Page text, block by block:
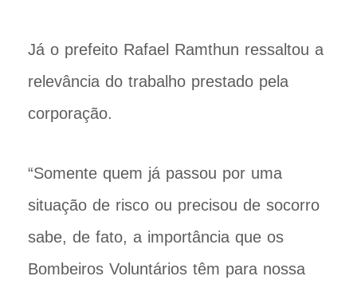
Já o prefeito Rafael Ramthun ressaltou a
relevância do trabalho prestado pela
corporação.
“Somente quem já passou por uma
situação de risco ou precisou de socorro
sabe, de fato, a importância que os
Bombeiros Voluntários têm para nossa